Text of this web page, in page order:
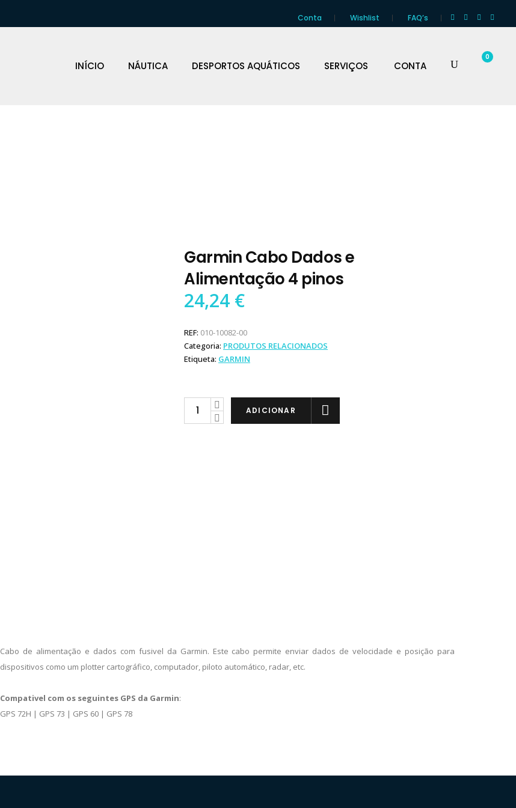
Conta Wishlist FAQ’s
INÍCIO NÁUTICA DESPORTOS AQUÁTICOS SERVIÇOS CONTA
0
Garmin Cabo Dados e
Alimentação 4 pinos
24,24 €
REF: 010-10082-00
Categoria: PRODUTOS RELACIONADOS
Etiqueta: GARMIN
Garmin
ADICIONAR
Cabo de alimentação e dados com fusivel da Garmin. Este cabo permite enviar dados de velocidade e posição para
dispositivos como um plotter cartográfico, computador, piloto automático, radar, etc.
Compativel com os seguintes GPS da Garmin:
GPS 72H | GPS 73 | GPS 60 | GPS 78